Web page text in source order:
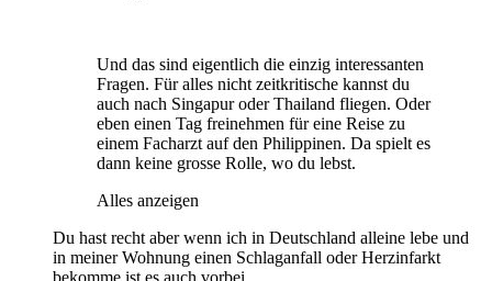
Und das sind eigentlich die einzig interessanten
Fragen. Für alles nicht zeitkritische kannst du
auch nach Singapur oder Thailand fliegen. Oder
eben einen Tag freinehmen für eine Reise zu
einem Facharzt auf den Philippinen. Da spielt es
dann keine grosse Rolle, wo du lebst.
Alles anzeigen
Du hast recht aber wenn ich in Deutschland alleine lebe und
in meiner Wohnung einen Schlaganfall oder Herzinfarkt
bekomme ist es auch vorbei